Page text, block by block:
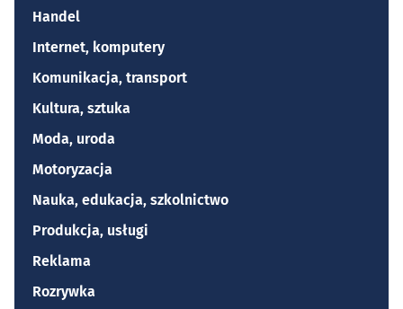
Handel
Internet, komputery
Komunikacja, transport
Kultura, sztuka
Moda, uroda
Motoryzacja
Nauka, edukacja, szkolnictwo
Produkcja, usługi
Reklama
Rozrywka